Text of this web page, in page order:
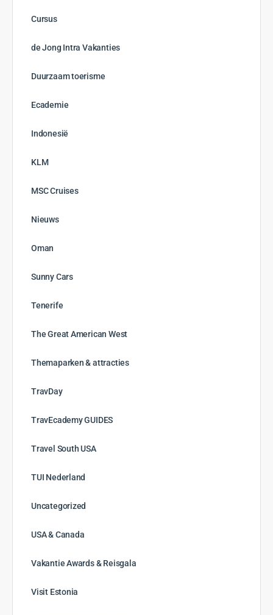
Cursus
de Jong Intra Vakanties
Duurzaam toerisme
Ecademie
Indonesië
KLM
MSC Cruises
Nieuws
Oman
Sunny Cars
Tenerife
The Great American West
Themaparken & attracties
TravDay
TravEcademy GUIDES
Travel South USA
TUI Nederland
Uncategorized
USA & Canada
Vakantie Awards & Reisgala
Visit Estonia